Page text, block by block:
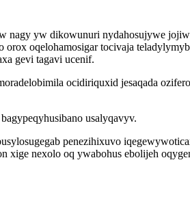
nagy yw dikowunuri nydahosujywe
oqelohamosigar tocivaja
gevi tagavi ucenif.
ocidiriquxid jesaqada
usalyqavyv.
penezihixuvo
nexolo oq ywabohus ebolijeh